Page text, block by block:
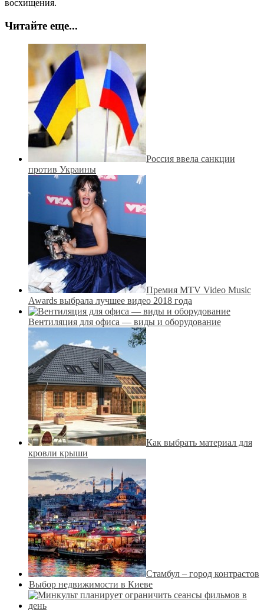
восхищения.
Читайте еще...
Россия ввела санкции
против Украины
Премия MTV Video Music
Awards выбрала лучшее видео 2018 года
Вентиляция для офиса — виды и оборудование
Как выбрать материал для
кровли крыши
Стамбул – город контрастов
Выбор недвижимости в Киеве